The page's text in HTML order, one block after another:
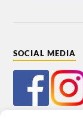
SOCIAL MEDIA